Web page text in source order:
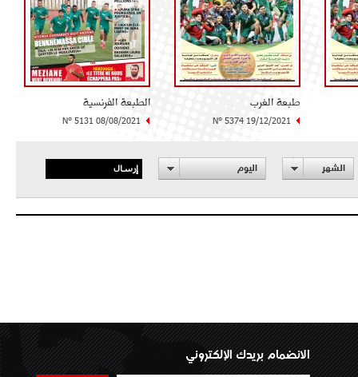
طبعة الغرب
N° 5374 19/12/2021
الطبعة الفرنسية
N° 5131 08/08/2021
الشهر اليوم إرسال
الانضمام بريدك الإلكتروني